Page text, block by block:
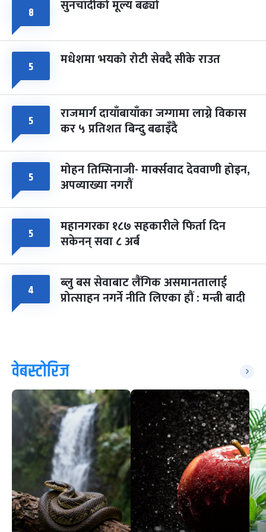
८ सुनचाँदीको मूल्य बढ्यो
५ मधेशमा भयको रोटी सेक्दै सीके राउत
५ राजमार्ग दायाँबायाँका जग्गामा लाग्ने विकास
कर ५ प्रतिशत बिन्दु बढाइँदै
५ मोहन तिम्सिनाजी- मार्क्सवाद देववाणी होइन,
अपव्याख्या नगरौं
५ महानगरका १८७ सहकारीले फिर्ता दिन
सकेनन् सवा ८ अर्ब
४ ब्लु बस सेवाबाट लैंगिक असमानतालाई
प्रोत्साहन नगर्ने नीति लिएका हौं : मन्त्री बादी
वेबस्टोरिज